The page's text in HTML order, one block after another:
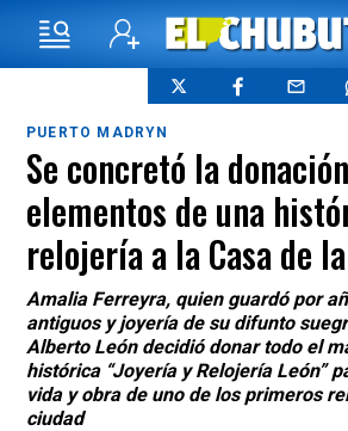
PUERTO MADRYN
Se concretó la
elementos de una
relojería a la Casa de
Amalia Ferreyra, quien guardó por
antiguos y joyería de su difunto
Alberto León decidió donar todo el
histórica “Joyería y Relojería León”
vida y obra de uno de los primeros
ciudad